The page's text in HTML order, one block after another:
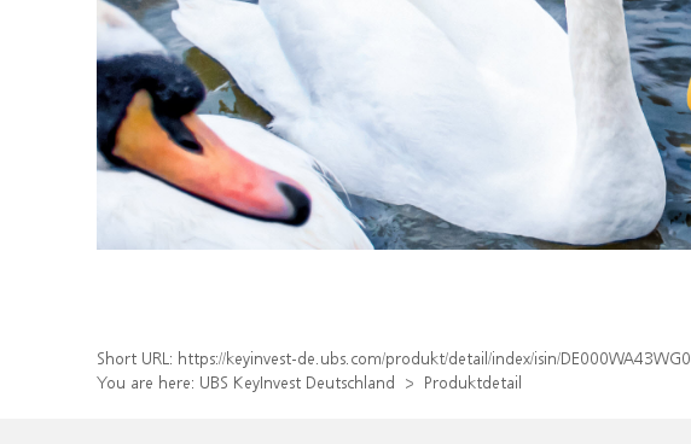
Short URL: https://keyinvest-de.ubs.com/produkt/detail/index/isin/DE000WA43WG0
You are here: UBS KeyInvest Deutschland Produktdetail